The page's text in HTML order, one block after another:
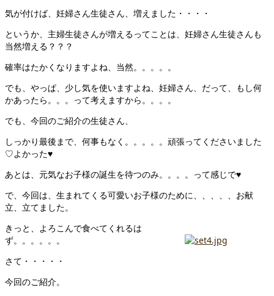
気が付けば、妊婦さん生徒さん、増えました・・・・
というか、主婦生徒さんが増えるってことは、妊婦さん生徒さんも
当然増える？？？
確率はたかくなりますよね、当然。。。。。
でも、やっぱ、少し気を使いますよね、妊婦さん、だって、もし何
かあったら。。。って考えますから。。。。
でも、今回のご紹介の生徒さん、
しっかり最後まで、何事もなく。。。。。頑張ってくださいました
♡よかった♥
あとは、元気なお子様の誕生を待つのみ。。。。って感じで♥
で、今回は、生まれてくる可愛いお子様のために、、、、、お献
立、立てました。
きっと、よろこんで食べてくれるは
ず。。。。。。
さて・・・・・
今回のご紹介。